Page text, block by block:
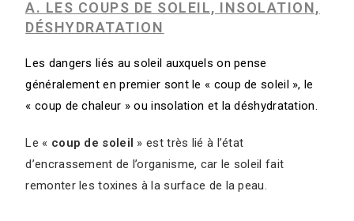
A. LES COUPS DE SOLEIL, INSOLATION,
DÉSHYDRATATION
Les dangers liés au soleil auxquels on pense
généralement en premier sont le « coup de soleil », le
« coup de chaleur » ou insolation et la déshydratation.
Le « coup de soleil » est très lié à l’état
d’encrassement de l’organisme, car le soleil fait
remonter les toxines à la surface de la peau.